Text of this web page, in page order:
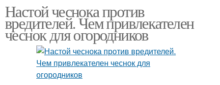
Настой чеснока против
вредителей. Чем привлекателен
чеснок для огородников